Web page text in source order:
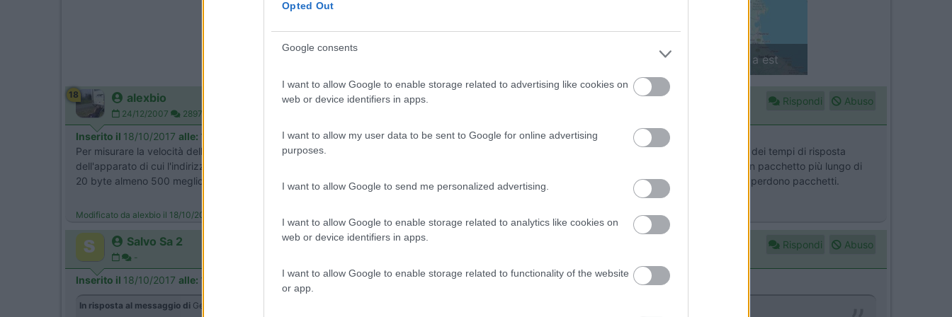
Opted Out
Google consents
I want to allow Google to enable storage related to advertising like cookies on
web or device identifiers in apps.
I want to allow my user data to be sent to Google for online advertising
purposes.
I want to allow Google to send me personalized advertising.
I want to allow Google to enable storage related to analytics like cookies on
web or device identifiers in apps.
I want to allow Google to enable storage related to functionality of the website
or app.
Finlandia in camper: il piccolo sentiero
18 alexbio
24/12/2007 2897
Rispondi Abuso
Inserito il 18/10/2017 alle: 10:25:04
Per misurare la velocità della linea ci sono dei programmini apposta, non il ping che misura il tempo di risposta e quindi la velocità , tenendo conto dei tempi di risposta
dell'apparato di cui l'indirizzo TCPIP e di eventuali router intermedi oltre che della linea. Inoltre per avere risposte affidabili è consigliabile inviare un pacchetto più lungo di
20 byte almeno 500 meglio 1000. La prove del ping serve sostanzialmente a vedere la qualità del collegamento se c'è risposta e se ogni tanto si perdono pacchetti.
Modificato da alexbio il 18/10/2017 alle 10:26:26
Salvo Sa 2
-
Rispondi Abuso
Inserito il 18/10/2017 alle: 11:08:59
In risposta al messaggio di Geogalle